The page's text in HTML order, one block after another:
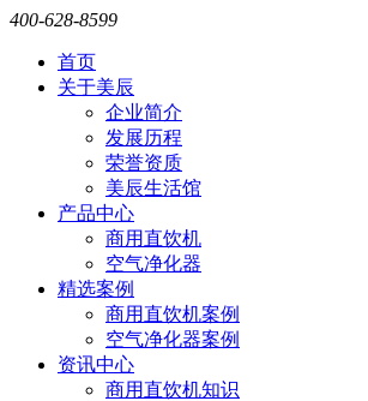
400-628-8599
首页
关于美辰
企业简介
发展历程
荣誉资质
美辰生活馆
产品中心
商用直饮机
空气净化器
精选案例
商用直饮机案例
空气净化器案例
资讯中心
商用直饮机知识